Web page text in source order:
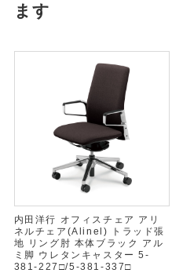
ます
内田洋行 オフィスチェア アリ
ネルチェア(Alinel) トラッド張
地 リング肘 本体ブラック アル
ミ脚 ウレタンキャスター 5-
381-227□/5-381-337□